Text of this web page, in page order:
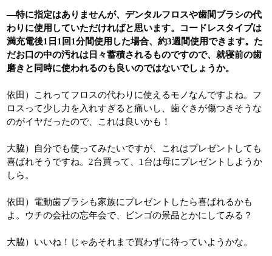
―特に指定はありませんが、デンタルフロスや歯間ブラシの代
わりに使用していただければと思います。コードレスタイプは
満充電後1日1回1分間使用した場合、約3週間使用できます。た
だお口の中の汚れは日々蓄積されるものですので、就寝前の歯
磨きと同時に使われるのも良いのではないでしょうか。
依田）これってフロスの代わりに使えるモノなんですよね。フ
ロスって少し力を入れすぎると痛いし、歯ぐきが傷つきそうな
のがイヤだったので、これは良いかも！
大脇）自分でも使ってみたいですが、これはプレゼントしても
喜ばれそうですね。2台買って、1台は母にプレゼントしようか
しら。
依田）電動歯ブラシも家族にプレゼントしたら喜ばれるかも
よ。ウチの会社の忘年会で、ビンゴの景品とかにしてみる？
大脇）いいね！じゃあそれまで買わずに待っていようかな。